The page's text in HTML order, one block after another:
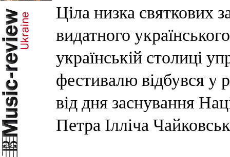
Ціла низка святкових
видатного
українській столиці
фестивалю відбувся у
від дня заснування
Петра Ілліча